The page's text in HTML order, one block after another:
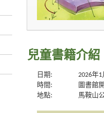
兒童書籍介紹
日期:
2026年
時間:
圖書館
地點:
馬鞍山